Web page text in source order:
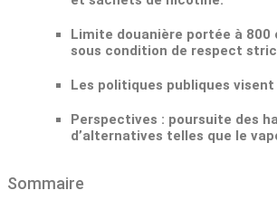
Limite douanière portée à
sous condition de respect
Les politiques publiques
Perspectives : poursuite des
d’alternatives telles que le
Sommaire